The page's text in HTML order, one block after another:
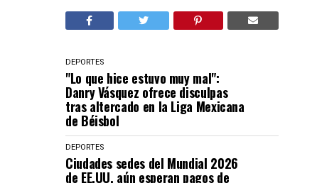
DEPORTES
"Lo que hice estuvo muy mal":
Danry Vásquez ofrece disculpas
tras altercado en la Liga Mexicana
de Béisbol
DEPORTES
Ciudades sedes del Mundial 2026
de EE.UU. aún esperan pagos de